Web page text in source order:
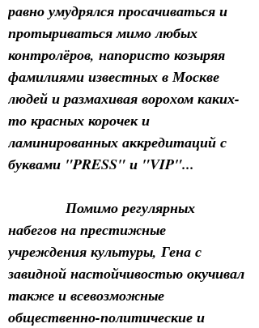
равно умудрялся просачиваться и
протыриваться мимо любых
контролёров, напористо козыряя
фамилиями известных в Москве
людей и размахивая ворохом каких-
то красных корочек и
ламинированных аккредитаций с
буквами "PRESS" и "VIP"...
Помимо регулярных
набегов на престижные
учреждения культуры, Гена с
завидной настойчивостью окучивал
также и всевозможные
общественно-политические и